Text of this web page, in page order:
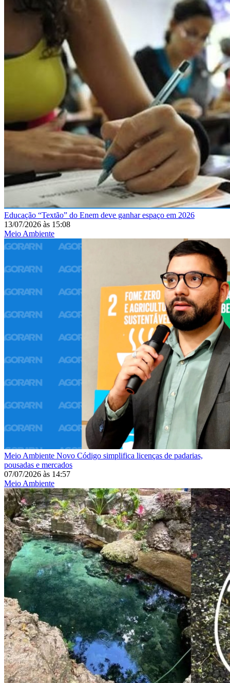
Educação “Textão” do Enem deve ganhar espaço em 2026
13/07/2026 às 15:08
Meio Ambiente
Meio Ambiente Novo Código simplifica licenças de padarias,
pousadas e mercados
07/07/2026 às 14:57
Meio Ambiente